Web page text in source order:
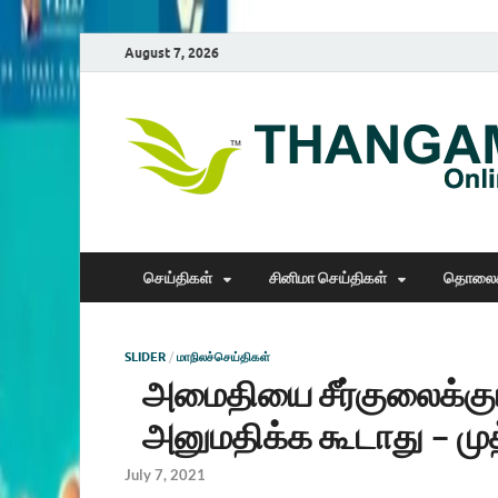
August 7, 2026
செய்திகள் சினிமா செய்திகள்
SLIDER / மாநிலச்செய்திகள்
அமைதியை
அனுமதிக்க கூடாது –
July 7, 2021